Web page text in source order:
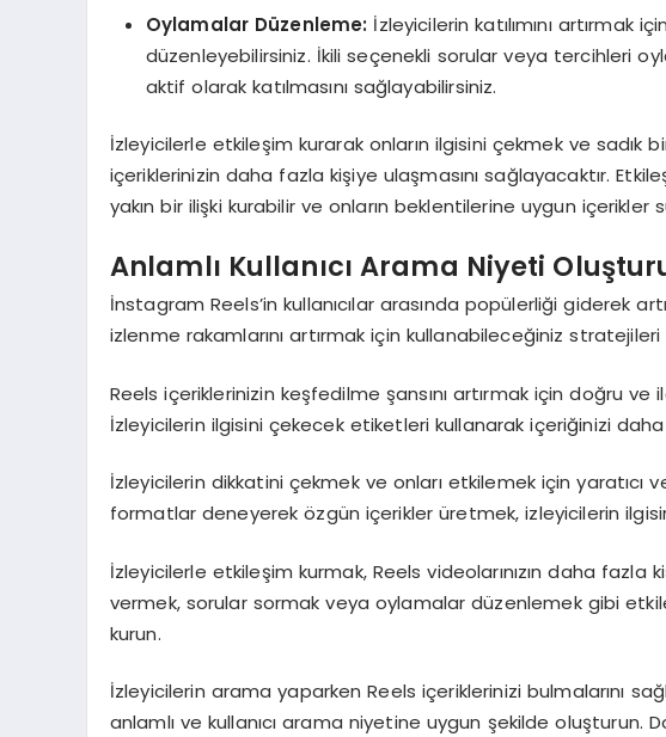
Oylamalar Düzenleme: İzleyicilerin katılımını artırmak
düzenleyebilirsiniz. İkili seçenekli sorular veya tercihleri
aktif olarak katılmasını sağlayabilirsiniz.
İzleyicilerle etkileşim kurarak onların ilgisini çekmek ve
içeriklerinizin daha fazla kişiye ulaşmasını sağlayacaktır.
yakın bir ilişki kurabilir ve onların beklentilerine uygun içerikler
Anlamlı Kullanıcı Arama Niyeti
İnstagram Reels’in kullanıcılar arasında popülerliği giderek
izlenme rakamlarını artırmak için kullanabileceğiniz stratejileri
Reels içeriklerinizin keşfedilme şansını artırmak için doğru
İzleyicilerin ilgisini çekecek etiketleri kullanarak içeriğinizi
İzleyicilerin dikkatini çekmek ve onları etkilemek için yaratıcı
formatlar deneyerek özgün içerikler üretmek, izleyicilerin
İzleyicilerle etkileşim kurmak, Reels videolarınızın daha fazla
vermek, sorular sormak veya oylamalar düzenlemek gibi
kurun.
İzleyicilerin arama yaparken Reels içeriklerinizi bulmalarını
anlamlı ve kullanıcı arama niyetine uygun şekilde oluşturun.